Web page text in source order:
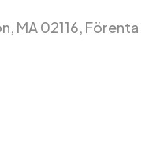
MA 02116, Förenta